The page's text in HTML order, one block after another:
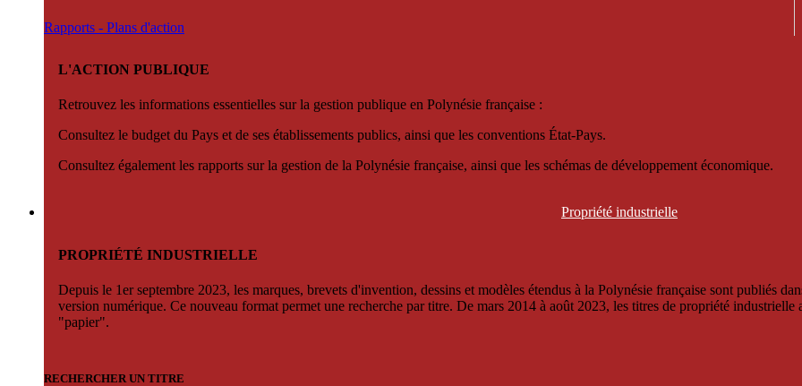
Rapports - Plans d'action
L'ACTION PUBLIQUE
Retrouvez les informations essentielles sur la gestion publique en Polynésie française :
Consultez le budget du Pays et de ses établissements publics, ainsi que les conventions État-Pays.
Consultez également les rapports sur la gestion de la Polynésie française, ainsi que les schémas de développement économique.
Propriété industrielle
PROPRIÉTÉ INDUSTRIELLE
Depuis le 1er septembre 2023, les marques, brevets d'invention, dessins et modèles étendus à la Polynésie française sont publiés
version numérique. Ce nouveau format permet une recherche par titre. De mars 2014 à août 2023, les titres de propriété
"papier".
RECHERCHER UN TITRE